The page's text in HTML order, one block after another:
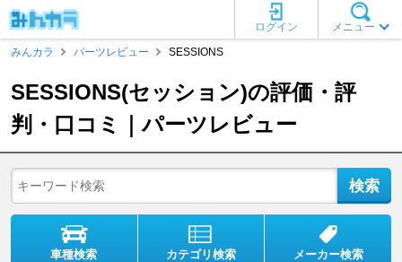
メニュー
ログイン
みんカラ
パーツレビュー SESSIONS
SESSIONS(セッション)の評価・評
判・口コミ｜パーツレビュー
車種検索 カテゴリ検索 メーカー検索